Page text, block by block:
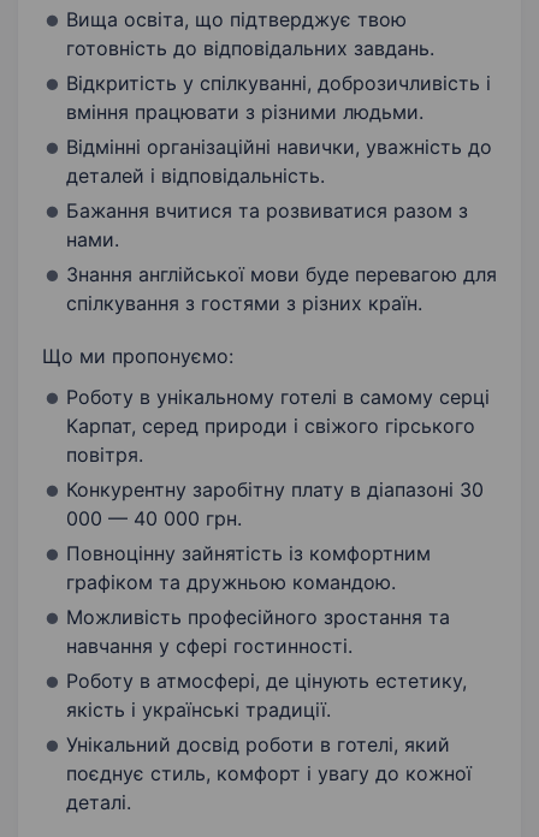
Вища освіта, що підтверджує твою
готовність до відповідальних завдань.
Відкритість у спілкуванні, доброзичливість і
вміння працювати з різними людьми.
Відмінні організаційні навички, уважність до
деталей і відповідальність.
Бажання вчитися та розвиватися разом з
нами.
Знання англійської мови буде перевагою для
спілкування з гостями з різних країн.
Що ми пропонуємо:
Роботу в унікальному готелі в самому серці
Карпат, серед природи і свіжого гірського
повітря.
Конкурентну заробітну плату в діапазоні 30
000 — 40 000 грн.
Повноцінну зайнятість із комфортним
графіком та дружньою командою.
Можливість професійного зростання та
навчання у сфері гостинності.
Роботу в атмосфері, де цінують естетику,
якість і українські традиції.
Унікальний досвід роботи в готелі, який
поєднує стиль, комфорт і увагу до кожної
деталі.